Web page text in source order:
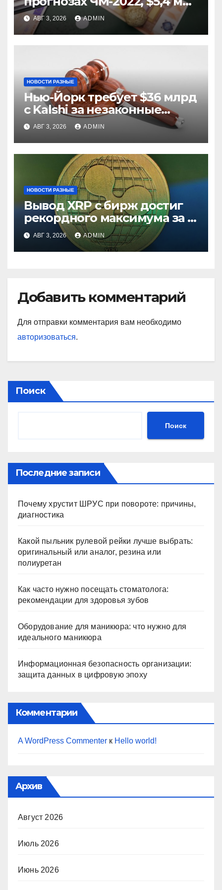
из них незаконные
АВГ 3, 2026 ADMIN
НОВОСТИ РАЗНЫЕ
Нью-Йорк требует $36 млрд
с Kalshi за незаконные
ставки
АВГ 3, 2026 ADMIN
НОВОСТИ РАЗНЫЕ
Вывод XRP с бирж достиг
рекордного максимума за 5
летАВГ 3, 2026 ADMIN
Добавить комментарий
Для отправки комментария вам необходимо
авторизоваться.
Поиск
Поиск
Последние записи
Почему хрустит ШРУС при повороте: причины,
диагностика
Какой пыльник рулевой рейки лучше выбрать:
оригинальный или аналог, резина или
полиуретан
Как часто нужно посещать стоматолога:
рекомендации для здоровья зубов
Оборудование для маникюра: что нужно для
идеального маникюра
Информационная безопасность организации:
защита данных в цифровую эпоху
Комментарии
A WordPress Commenter к Hello world!
Архив
Август 2026
Июль 2026
Июнь 2026